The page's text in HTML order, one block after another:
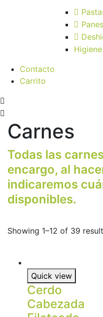
Contacto
Carrito
Carnes
Todas las
encargo, al
indicaremos
disponibles.
Showing 1–12 of 39
Quick view
Cerdo
Cabezada